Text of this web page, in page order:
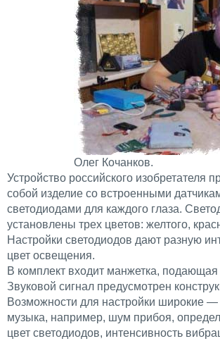
Олег Кочанков.
Устройство российского изобретателя
собой изделие со встроенными
светодиодами для каждого глаза.
установлены трех цветов: желтого,
Настройки светодиодов дают разную
цвет освещения.
В комплект входит манжетка,
Звуковой сигнал предусмотрен
Возможности для настройки широкие —
музыка, например, шум прибоя,
цвет светодиодов, интенсивность